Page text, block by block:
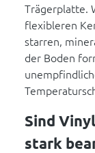
Trägerplatte.
flexibleren
starren,
der Boden
Sind
stark